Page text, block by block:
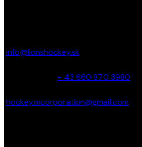
info@lionshockey.sk
Miro Hanták –+ 43 660 870 3980
hockey.mcorporation@gmail.com